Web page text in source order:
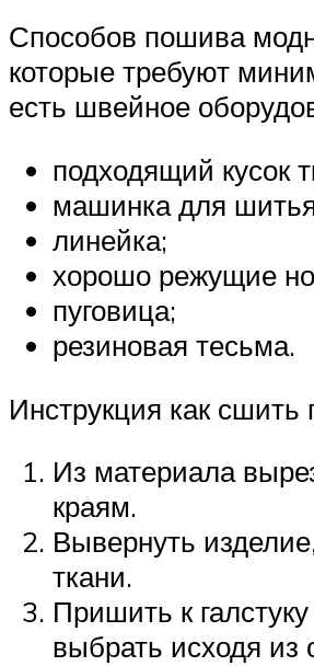
Способов пошива
которые требуют
есть швейное
подходящий кусок
машинка для
линейка;
хорошо режущие
пуговица;
резиновая тесьма.
Инструкция как сшить
Из материала
краям.
Вывернуть
ткани.
Пришить к
выбрать исходя из